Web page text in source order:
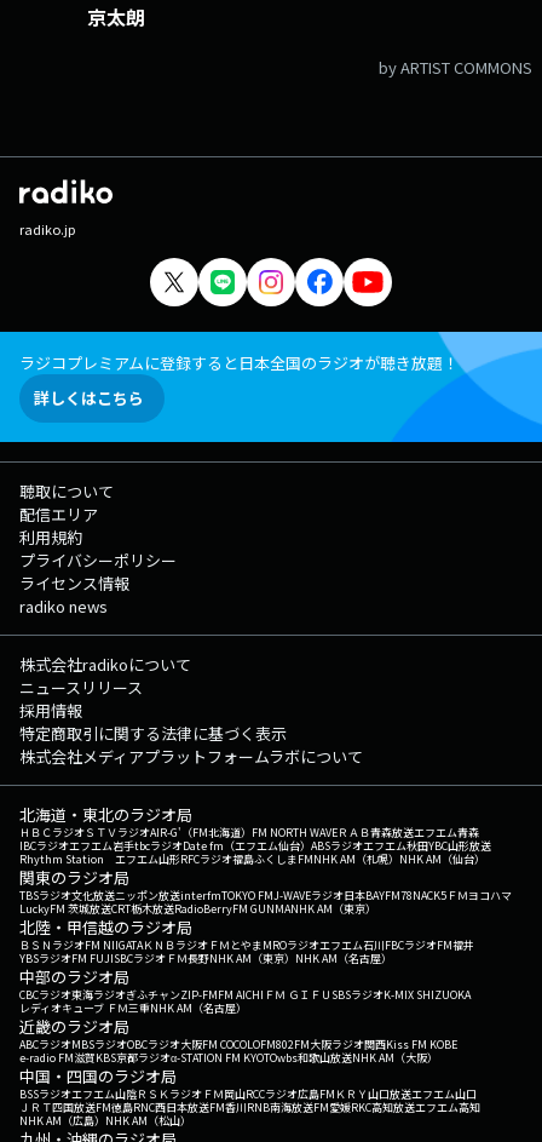
▼12:40「いばらき いいじゃん いいじゃん」 いばらしい（茨城の素
メール：happy@lucky-ibaraki.com X：#ハピパン をつけて投稿
京太朗
by ARTIST COMMONS
radiko.jp
ラジコプレミアムに登録すると日本全国のラジオが聴き放題！
詳しくはこちら
聴取について
配信エリア
利用規約
プライバシーポリシー
ライセンス情報
radiko news
株式会社radikoについて
ニュースリリース
採用情報
特定商取引に関する法律に基づく表示
株式会社メディアプラットフォームラボについて
北海道・東北のラジオ局
ＨＢＣラジオＳＴＶラジオAIR-G'（FM北海道） FM NORTH WAVEＲＡＢ青森放送エフエム青森
IBCラジオエフエム岩手tbcラジオDate fm（エフエム仙台） ABSラジオエフエム秋田YBC山形放送
Rhythm Station エフエム山形RFCラジオ福島ふくしまFMNHK AM（札幌） NHK AM（仙台）
関東のラジオ局
TBSラジオ文化放送ニッポン放送interfmTOKYO FMJ-WAVEラジオ日本BAYFM78NACK5 ＦＭヨコハマ
LuckyFM 茨城放送CRT栃木放送RadioBerryFM GUNMANHK AM（東京）
北陸・甲信越のラジオ局
ＢＳＮラジオFM NIIGATAＫＮＢラジオ ＦＭとやまMROラジオエフエム石川FBCラジオFM福井
YBSラジオFM FUJISBCラジオ ＦＭ長野NHK AM（東京） NHK AM（名古屋）
中部のラジオ局
CBCラジオ東海ラジオぎふチャンZIP-FMFM AICHI ＦＭ ＧＩＦＵ SBSラジオK-MIX SHIZUOKA
レディオキューブ ＦＭ三重NHK AM（名古屋）
近畿のラジオ局
ABCラジオMBSラジオOBCラジオ大阪FM COCOLOFM802FM大阪ラジオ関西Kiss FM KOBE
e-radio FM滋賀KBS京都ラジオα-STATION FM KYOTOwbs和歌山放送NHK AM（大阪）
中国・四国のラジオ局
BSSラジオエフエム山陰ＲＳＫラジオ ＦＭ岡山RCCラジオ広島FM ＫＲＹ山口放送エフエム山口
ＪＲＴ四国放送FM徳島RNC西日本放送FM香川RNB南海放送FM愛媛RKC高知放送エフエム高知
NHK AM（広島） NHK AM（松山）